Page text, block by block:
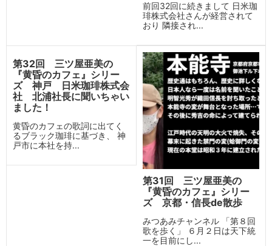
前回32回に続きまして 日米珈
琲株式会社さんが経営されて
おり 隣接され...
第32回 三ツ屋亜美の
『黄昏のカフェ』シリー
ズ 神戸 日米珈琲株式会
社 北浦社長に聞いちゃい
ました！
黄昏のカフェの歌詞に出てく
るブラック珈琲に基づき、 神
戸市に本社を持...
第31回 三ツ屋亜美の
『黄昏のカフェ』シリー
ズ 京都・信長de散歩
みつあみチャンネル 「第８回
歌を歩く」 ６月２日は天下統
一を目前にし...